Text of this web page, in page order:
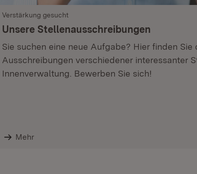
Verstärkung gesucht
Unsere Stellenausschreibungen
Sie suchen eine neue Aufgabe? Hier finden Sie
Ausschreibungen verschiedener interessanter
Innenverwaltung. Bewerben Sie sich!
Mehr